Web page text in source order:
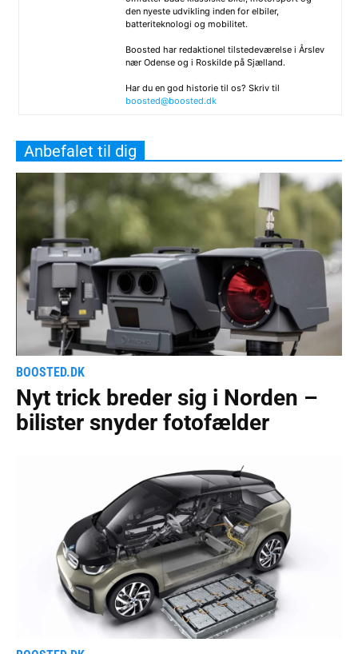
den nyeste udvikling inden for elbiler,
batteriteknologi og mobilitet.
Boosted har redaktionel tilstedeværelse i Årslev
nær Odense og i Roskilde på Sjælland.
Har du en god historie til os? Skriv til
boosted@boosted.dk